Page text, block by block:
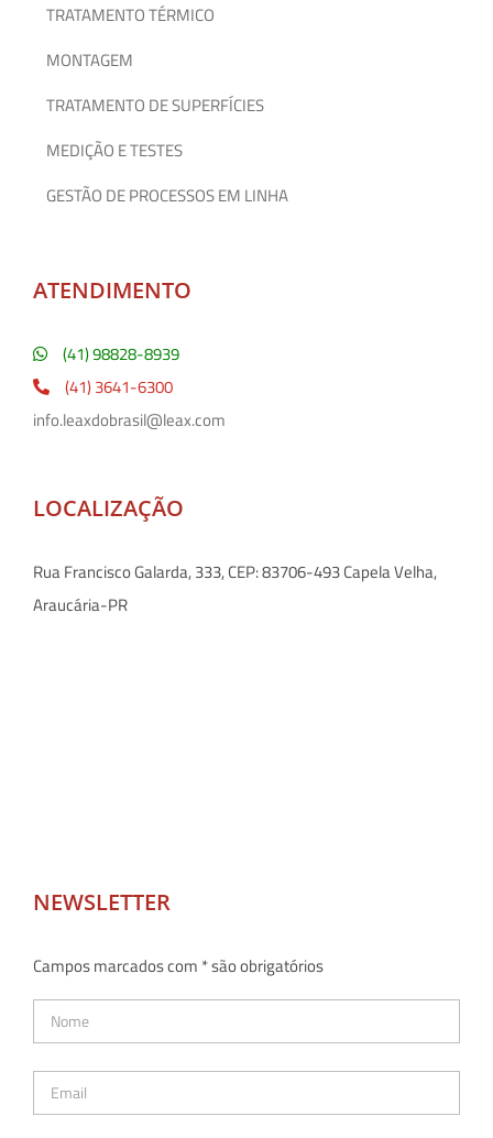
TRATAMENTO TÉRMICO
MONTAGEM
TRATAMENTO DE SUPERFÍCIES
MEDIÇÃO E TESTES
GESTÃO DE PROCESSOS EM LINHA
ATENDIMENTO
(41) 98828-8939
(41) 3641-6300
info.leaxdobrasil@leax.com
LOCALIZAÇÃO
Rua Francisco Galarda, 333, CEP: 83706-493 Capela Velha,
Araucária-PR
NEWSLETTER
Campos marcados com * são obrigatórios